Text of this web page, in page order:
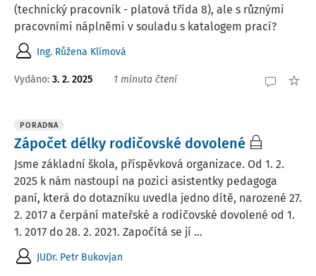
(technický pracovník - platová třída 8), ale s různými
pracovními náplněmi v souladu s katalogem prací?
Ing. Růžena Klímová
Vydáno: 3. 2. 2025 1 minuta čtení
PORADNA
Zápočet délky rodičovské dovolené
Jsme základní škola, příspěvková organizace. Od 1. 2.
2025 k nám nastoupí na pozici asistentky pedagoga
paní, která do dotazníku uvedla jedno dítě, narozené 27.
2. 2017 a čerpání mateřské a rodičovské dovolené od 1.
1. 2017 do 28. 2. 2021. Započítá se jí ...
JUDr. Petr Bukovjan